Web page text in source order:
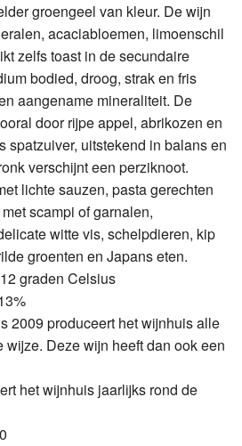
groengeel van kleur. De wijn
acaciabloemen, limoenschil
zelfs toast in de secundaire
bodied, droog, strak en fris
aangename mineraliteit. De
door rijpe appel, abrikozen en
spatzuiver, uitstekend in balans en
verschijnt een perziknoot.
lichte sauzen, pasta gerechten
scampi of garnalen,
witte vis, schelpdieren, kip
groenten en Japans eten.
12 graden Celsius
2009 produceert het wijnhuis alle
Deze wijn heeft dan ook een
het wijnhuis jaarlijks rond de